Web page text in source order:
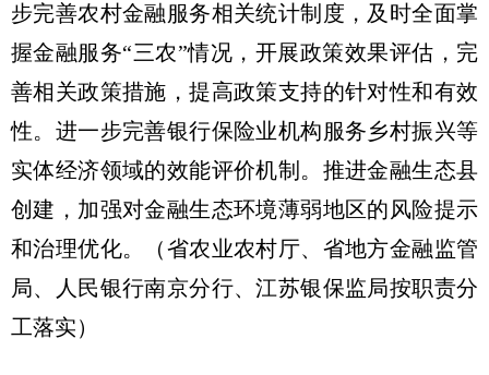
步完善农村金融服务相关统计制度，及时全面掌
握金融服务“三农”情况，开展政策效果评估，完
善相关政策措施，提高政策支持的针对性和有效
性。进一步完善银行保险业机构服务乡村振兴等
实体经济领域的效能评价机制。推进金融生态县
创建，加强对金融生态环境薄弱地区的风险提示
和治理优化。
（省农业农村厅、省地方金融监管
局、人民银行南京分行、江苏银保监局按职责分
工落实）